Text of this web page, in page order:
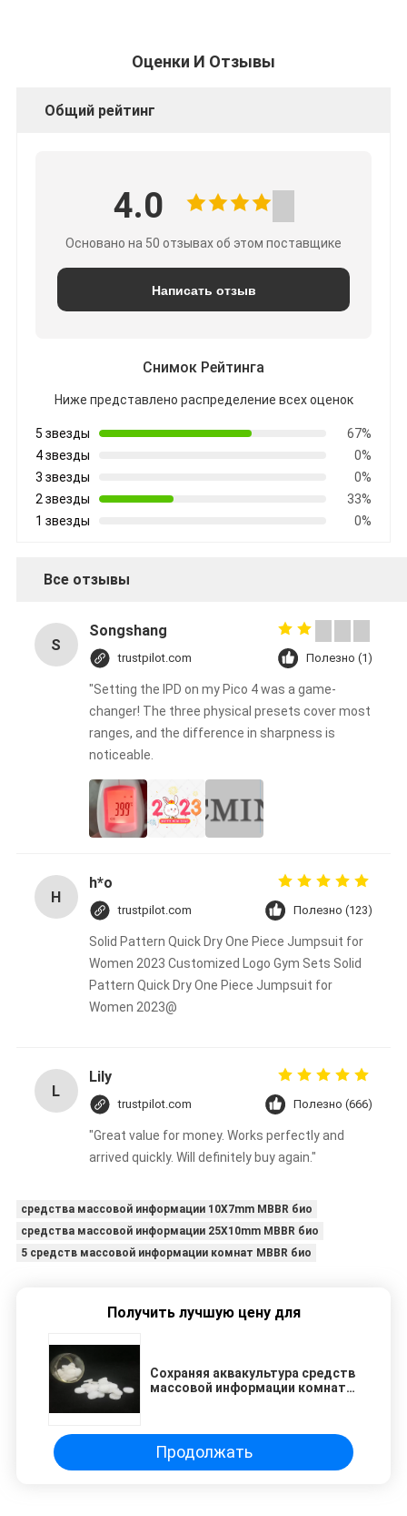
Оценки И Отзывы
Общий рейтинг
4.0
Основано на 50 отзывах об этом поставщике
Написать отзыв
Снимок Рейтинга
Ниже представлено распределение всех оценок
5 звезды
67%
4 звезды
0%
3 звезды
0%
2 звезды
33%
1 звезды
0%
Все отзывы
S
Songshang
trustpilot.com Полезно (1)
"Setting the IPD on my Pico 4 was a game-
changer! The three physical presets cover most
ranges, and the difference in sharpness is
noticeable.
H
h*o
trustpilot.com Полезно (123)
Solid Pattern Quick Dry One Piece Jumpsuit for
Women 2023 Customized Logo Gym Sets Solid
Pattern Quick Dry One Piece Jumpsuit for
Women 2023@
L
Lily
trustpilot.com Полезно (666)
"Great value for money. Works perfectly and
arrived quickly. Will definitely buy again."
средства массовой информации 10X7mm MBBR био
средства массовой информации 25X10mm MBBR био
5 средств массовой информации комнат MBBR био
Получить лучшую цену для
Сохраняя аквакультура средств
массовой информации комнат
Продолжать